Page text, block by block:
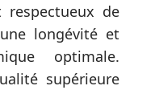
respectueux de
longévité et
optimale.
supérieure